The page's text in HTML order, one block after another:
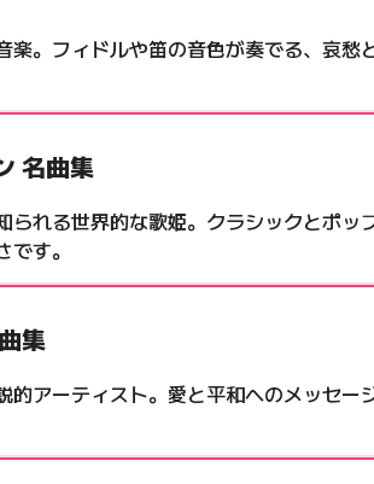
楽。フィドルや笛の音色が奏でる、哀愁
名曲集
られる世界的な歌姫。クラシックとポッ
す。
集
的アーティスト。愛と平和へのメッセー